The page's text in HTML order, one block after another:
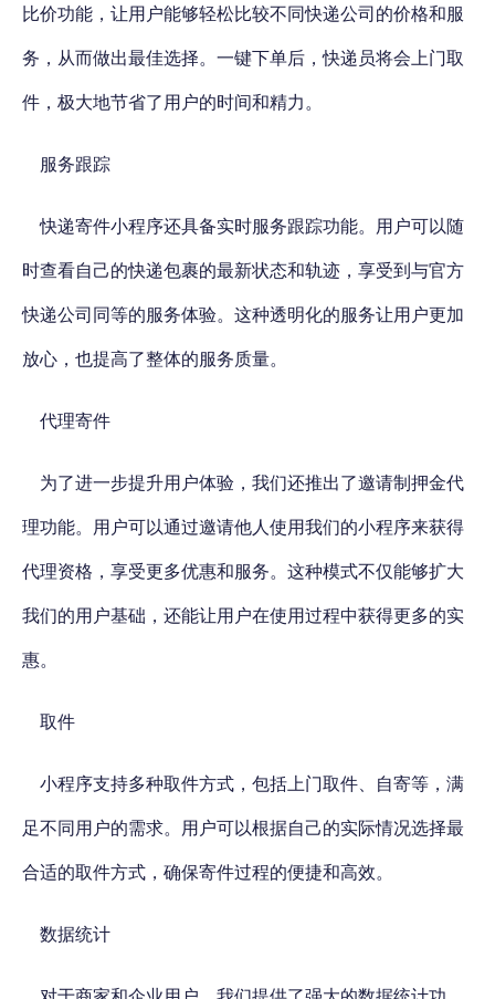
比价功能，让用户能够轻松比较不同快递公司的价格和服
务，从而做出最佳选择。一键下单后，快递员将会上门取
件，极大地节省了用户的时间和精力。
服务跟踪
快递寄件小程序还具备实时服务跟踪功能。用户可以随
时查看自己的快递包裹的最新状态和轨迹，享受到与官方
快递公司同等的服务体验。这种透明化的服务让用户更加
放心，也提高了整体的服务质量。
代理寄件
为了进一步提升用户体验，我们还推出了邀请制押金代
理功能。用户可以通过邀请他人使用我们的小程序来获得
代理资格，享受更多优惠和服务。这种模式不仅能够扩大
我们的用户基础，还能让用户在使用过程中获得更多的实
惠。
取件
小程序支持多种取件方式，包括上门取件、自寄等，满
足不同用户的需求。用户可以根据自己的实际情况选择最
合适的取件方式，确保寄件过程的便捷和高效。
数据统计